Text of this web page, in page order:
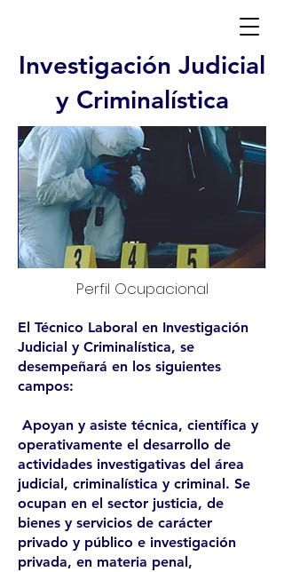
Investigación Judicial
y Criminalística
Perfil Ocupacional
El Técnico Laboral en Investigación
Judicial y Criminalística, se
desempeñará en los siguientes
campos:
Apoyan y asiste técnica, científica y
operativamente el desarrollo de
actividades investigativas del área
judicial, criminalística y criminal. Se
ocupan en el sector justicia, de
bienes y servicios de carácter
privado y público e investigación
privada, en materia penal,